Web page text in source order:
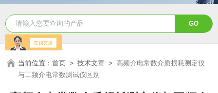
当前位置：首页 >技术文章 > 高频介电常数介质损耗测定仪
与工频介电常数测试仪区别